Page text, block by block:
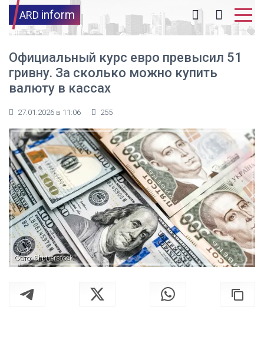
ARD inform
Официальный курс евро превысил 51
гривну. За сколько можно купить
валюту в кассах
27.01.2026 в 11:06 255
Фото: Shutterstock